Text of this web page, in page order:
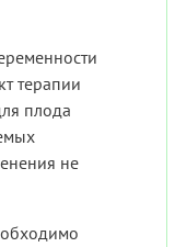
терапии
плода
не